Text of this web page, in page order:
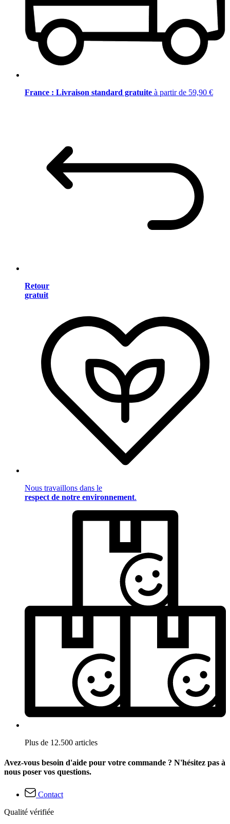
France : Livraison standard gratuite à partir de 59,90 €
Retour
gratuit
Nous travaillons dans le
respect de notre environnement.
Plus de 12.500 articles
Avez-vous besoin d'aide pour votre commande ? N'hésitez pas à
nous poser vos questions.
Contact
Qualité vérifiée